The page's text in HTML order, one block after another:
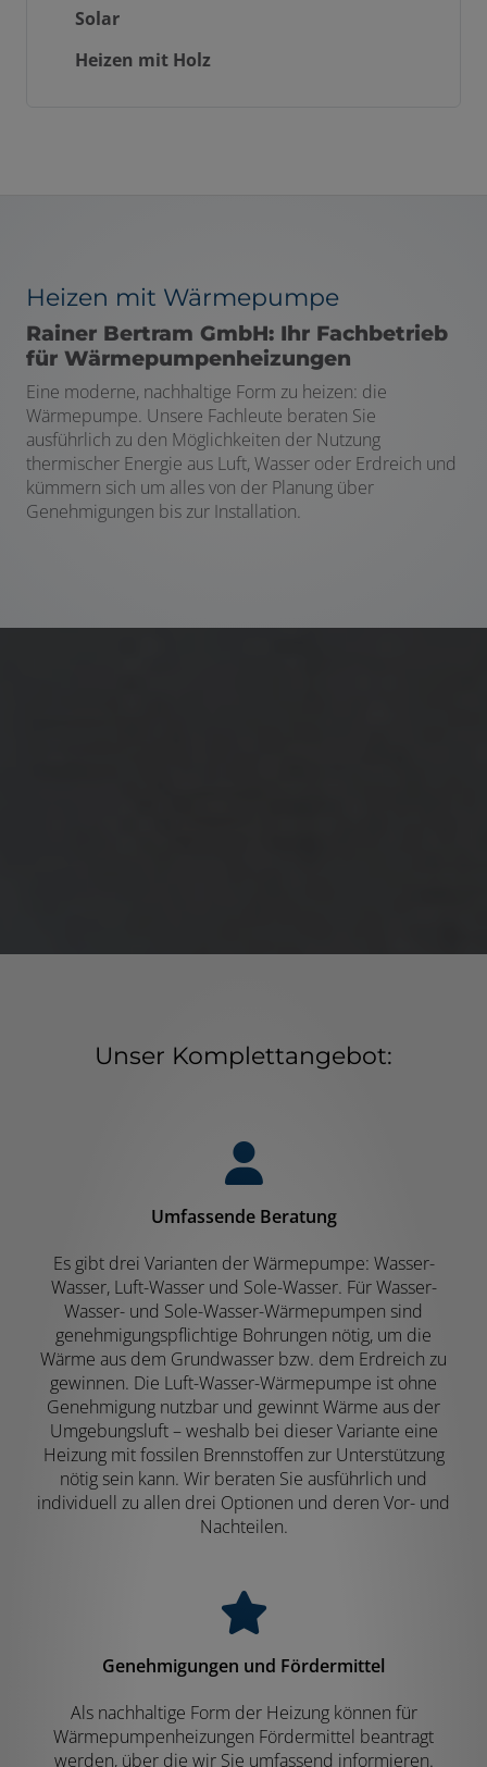
Solar
Heizen mit Holz
Heizen mit Wärmepumpe
Rainer Bertram GmbH: Ihr Fachbetrieb
für Wärmepumpenheizungen
Eine moderne, nachhaltige Form zu heizen: die
Wärmepumpe. Unsere Fachleute beraten Sie
ausführlich zu den Möglichkeiten der Nutzung
thermischer Energie aus Luft, Wasser oder Erdreich und
kümmern sich um alles von der Planung über
Genehmigungen bis zur Installation.
Unser Komplettangebot:
Umfassende Beratung
Es gibt drei Varianten der Wärmepumpe: Wasser-
Wasser, Luft-Wasser und Sole-Wasser. Für Wasser-
Wasser- und Sole-Wasser-Wärmepumpen sind
genehmigungspflichtige Bohrungen nötig, um die
Wärme aus dem Grundwasser bzw. dem Erdreich zu
gewinnen. Die Luft-Wasser-Wärmepumpe ist ohne
Genehmigung nutzbar und gewinnt Wärme aus der
Umgebungsluft – weshalb bei dieser Variante eine
Heizung mit fossilen Brennstoffen zur Unterstützung
nötig sein kann. Wir beraten Sie ausführlich und
individuell zu allen drei Optionen und deren Vor- und
Nachteilen.
Genehmigungen und Fördermittel
Als nachhaltige Form der Heizung können für
Wärmepumpenheizungen Fördermittel beantragt
werden, über die wir Sie umfassend informieren.